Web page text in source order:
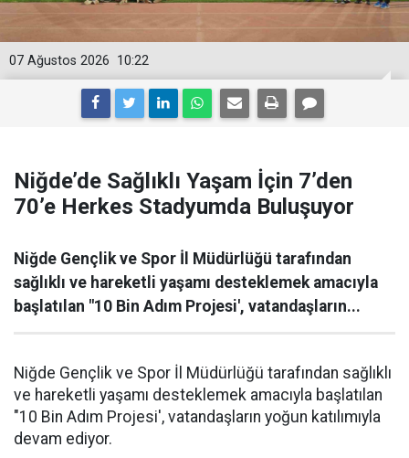
10:22
07 Ağustos 2026
Niğde’de Sağlıklı Yaşam İçin 7’den
70’e Herkes Stadyumda Buluşuyor
Niğde Gençlik ve Spor İl Müdürlüğü tarafından
sağlıklı ve hareketli yaşamı desteklemek amacıyla
başlatılan "10 Bin Adım Projesi', vatandaşların...
Niğde Gençlik ve Spor İl Müdürlüğü tarafından sağlıklı
ve hareketli yaşamı desteklemek amacıyla başlatılan
"10 Bin Adım Projesi', vatandaşların yoğun katılımıyla
devam ediyor.